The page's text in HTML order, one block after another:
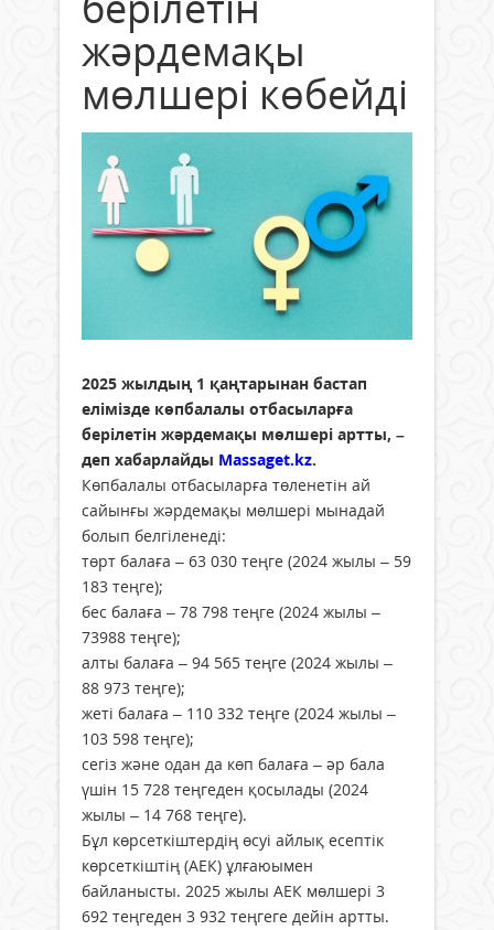
жәрдемақы
мөлшері көбейді
2025 жылдың 1 қаңтарынан бастап
елімізде көпбалалы отбасыларға
берілетін жәрдемақы мөлшері артты, –
деп хабарлайды Massaget.kz.
Көпбалалы отбасыларға төленетін ай
сайынғы жәрдемақы мөлшері мынадай
болып белгіленеді:
төрт балаға – 63 030 теңге (2024 жылы – 59
183 теңге);
бес балаға – 78 798 теңге (2024 жылы –
73988 теңге);
алты балаға – 94 565 теңге (2024 жылы –
88 973 теңге);
жеті балаға – 110 332 теңге (2024 жылы –
103 598 теңге);
сегіз және одан да көп балаға – әр бала
үшін 15 728 теңгеден қосылады (2024
жылы – 14 768 теңге).
Бұл көрсеткіштердің өсуі айлық есептік
көрсеткіштің (АЕК) ұлғаюымен
байланысты. 2025 жылы АЕК мөлшері 3
692 теңгеден 3 932 теңгеге дейін артты.